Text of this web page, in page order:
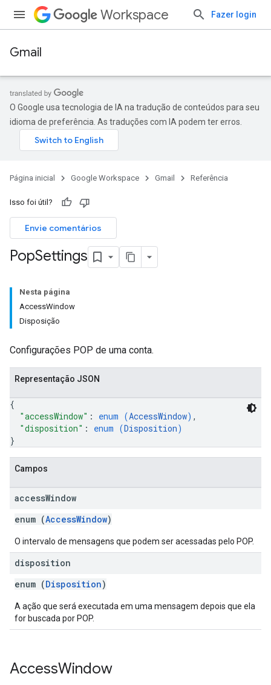
Workspace Fazer login
Gmail
O Google usa tecnologia de IA na tradução de conteúdos para seu
idioma de preferência. As traduções com IA podem ter erros.
Página inicial Google Workspace Gmail Referência
Isso foi útil?
Envie comentários
PopSettings
Nesta página
AccessWindow
Disposição
Configurações POP de uma conta.
Representação JSON
{
"accessWindow" : enum (AccessWindow) ,
"disposition" : enum (Disposition)
}
Campos
accessWindow
enum (AccessWindow)
O intervalo de mensagens que podem ser acessadas pelo POP.
disposition
enum (Disposition)
A ação que será executada em uma mensagem depois que ela
for buscada por POP.
AccessWindow